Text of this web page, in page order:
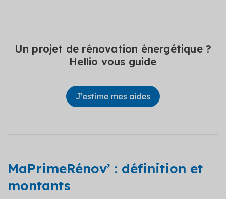
Un projet de rénovation énergétique ?
Hellio vous guide
MaPrimeRénov’ : définition et
montants